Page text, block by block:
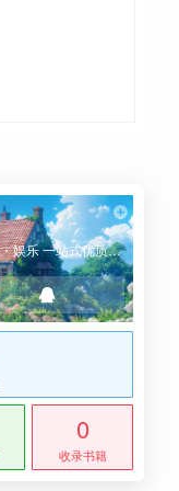
生活・学习・办公・娱乐 一站式优质网址导航
0
收录书籍